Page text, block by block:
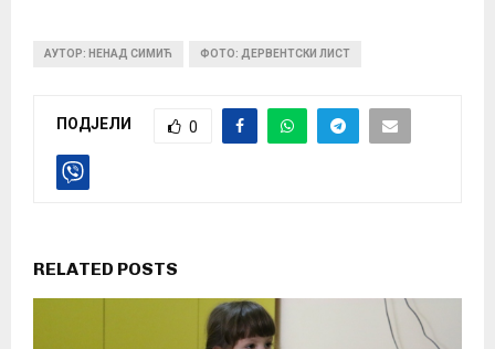
АУТОР: НЕНАД СИМИЋ ФОТО: ДЕРВЕНТСКИ ЛИСТ
ПОДЈЕЛИ 0
RELATED POSTS